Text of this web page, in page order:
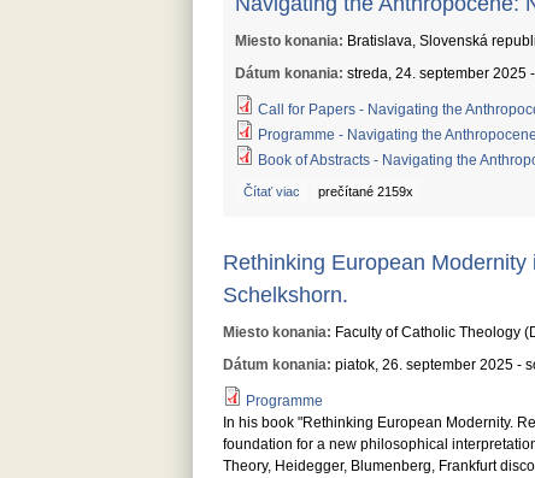
Miesto konania: Bratislava, Slovenská
Dátum konania: streda, 24. september 2025 -
Call for Papers - Navigating the
Programme - Navigating the
Book of Abstracts - Navigating the
Čítať viac o Navigating the Anthropocene: New
prečítané 2159x
Rethinking European
Schelkshorn.
Miesto konania: Faculty of Catholic Theology
Dátum konania: piatok, 26. september 2025 -
Programme
In his book "Rethinking European Modernity.
foundation for a new philosophical
Theory, Heidegger, Blumenberg, Frankfurt